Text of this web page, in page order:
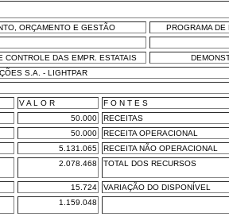
ORÇAMENTO E GESTÃO
PROGRAMA
CONTROLE DAS EMPR. ESTATAIS
S.A. - LIGHTPAR
V A L O R
F O N T E S
50.000
RECEITAS
50.000
RECEITA OPERACIONAL
5.131.065
RECEITA NÃO OPERACIONAL
2.078.468 TOTAL DOS RECURSOS
15.724
VARIAÇÃO DO DISPONÍVEL
1.159.048